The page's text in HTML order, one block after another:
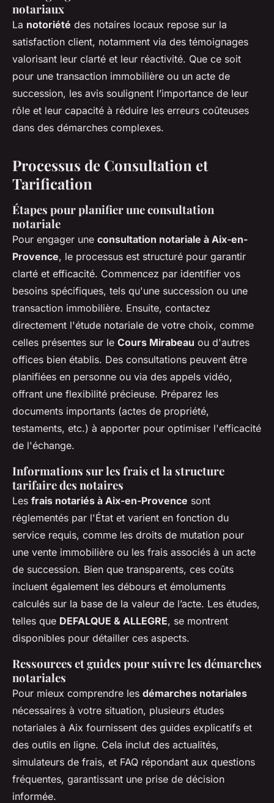
notariaux
La notoriété des notaires locaux repose sur la
satisfaction client, notamment via des témoignages
valorisant leur clarté et leur réactivité. Que ce soit
pour une transaction immobilière ou un acte de
succession, les avis soulignent l’importance de leur
rôle et leur capacité à réduire les erreurs coûteuses
dans des démarches complexes.
Processus de Consultation et
Tarification
Étapes pour planifier une consultation
notariale
Pour engager une consultation notariale à Aix-en-
Provence, le processus est structuré pour garantir
clarté et efficacité. Commencez par identifier vos
besoins spécifiques, tels qu'une succession ou une
transaction immobilière. Ensuite, contactez
directement l'étude notariale de votre choix, comme
celles présentes sur le Cours Mirabeau ou d'autres
offices bien établis. Des consultations peuvent être
planifiées en personne ou via des appels vidéo,
offrant une flexibilité précieuse. Préparez les
documents importants (actes de propriété,
testaments, etc.) à apporter pour optimiser l'efficacité
de l'échange.
Informations sur les frais et la structure
tarifaire des notaires
Les frais notariés à Aix-en-Provence sont
réglementés par l'État et varient en fonction du
service requis, comme les droits de mutation pour
une vente immobilière ou les frais associés à un acte
de succession. Bien que transparents, ces coûts
incluent également les débours et émoluments
calculés sur la base de la valeur de l’acte. Les études,
telles que DEFALQUE & ALLEGRE, se montrent
disponibles pour détailler ces aspects.
Ressources et guides pour suivre les démarches
notariales
Pour mieux comprendre les démarches notariales
nécessaires à votre situation, plusieurs études
notariales à Aix fournissent des guides explicatifs et
des outils en ligne. Cela inclut des actualités,
simulateurs de frais, et FAQ répondant aux questions
fréquentes, garantissant une prise de décision
informée.